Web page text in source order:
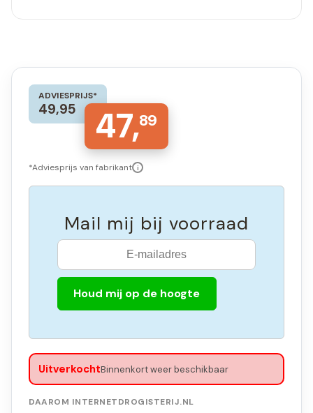
ADVIESPRIJS*
49,95 47,89
*Adviesprijs van fabrikant i
Mail mij bij voorraad
Houd mij op de hoogte
UitverkochtBinnenkort weer beschikbaar
DAAROM INTERNETDROGISTERIJ.NL